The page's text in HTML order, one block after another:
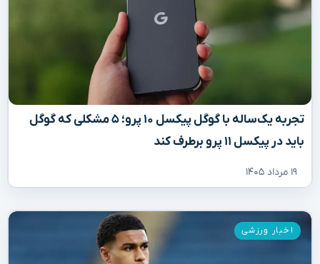
تجربه یک‌ساله با گوگل پیکسل ۱۰ پرو؛ ۵ مشکلی که گوگل
باید در پیکسل ۱۱ پرو برطرف کند
۱۹ مرداد ۱۴۰۵
اخبار ورزشی